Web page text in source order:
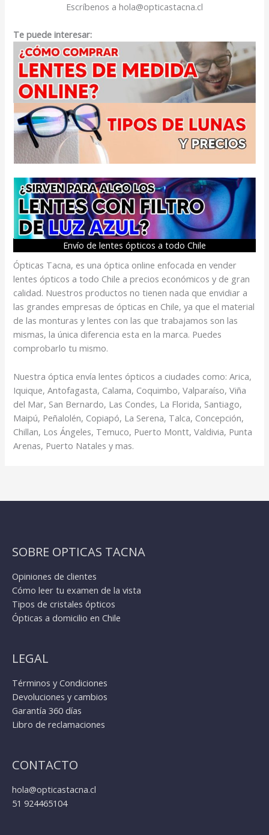
Escríbenos a hola@opticastacna.cl
Te puede interesar:
Envío de lentes ópticos a todo Chile
Ópticas Tacna, es una óptica online enfocada en vender
lentes ópticos a todo Chile a precios económicos y de gran
calidad. Nuestros productos no tienen nada que envidiar a
las grandes empresas de ópticas en Chile, ya que el material
de las monturas y lentes con las que trabajamos son las
mismas, la única diferencia esta en la marca. Puedes
comprobarlo tu mismo.
Nuestra óptica envía lentes ópticos a ciudades como: Arica,
Iquique, Antofagasta, Calama, Coquimbo, Valparaíso, Viña
del Mar, San Bernardo, Las Condes, La Florida, Santiago,
Maipú, Peñalolén, Copiapó, La Serena, Talca, Concepción,
Chillan, Los Ángeles, Temuco, Puerto Montt, Valdivia, Punta
Arenas, Puerto Natales y mas.
SOBRE OPTICAS TACNA
Opiniones de clientes
Cómo leer tu examen de la vista
Tipos de cristales ópticos
Ópticas a domicilio en Chile
LEGAL
Términos y Condiciones
Devoluciones y cambios
Garantía 360 días
Libro de reclamaciones
CONTACTO
hola@opticastacna.cl
51 924465104